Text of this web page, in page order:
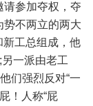
请参加夺权，夺
势不两立的两大
新工总组成，他
另一派由老工
们强烈反对“一
！人称“屁